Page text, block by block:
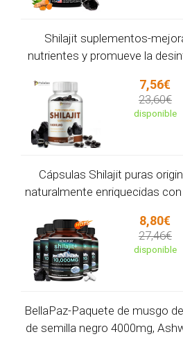
Shilajit suplementos-
nutrientes y promueve la
7,56€
23,60€
disponible
Cápsulas Shilajit puras
naturalmente enriquecidas con
8,80€
27,46€
disponible
BellaPaz-Paquete de musgo
de semilla negro 4000mg,